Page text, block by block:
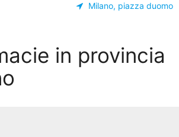
Milano, piazza duomo
in provincia